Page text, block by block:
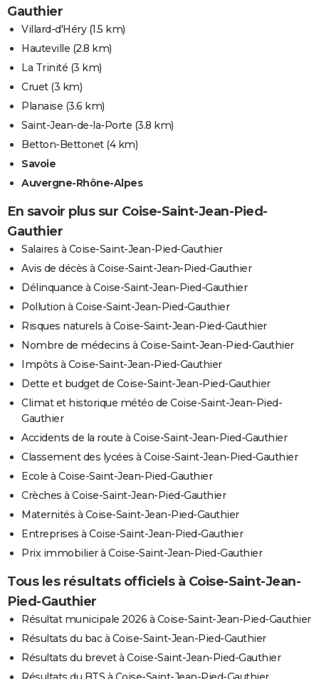
Gauthier
Villard-d'Héry(1.5 km)
Hauteville (2.8 km)
La Trinité (3 km)
Cruet(3 km)
Planaise (3.6 km)
Saint-Jean-de-la-Porte (3.8 km)
Betton-Bettonet(4 km)
Savoie
Auvergne-Rhône-Alpes
En savoir plus sur Coise-Saint-Jean-Pied-
Gauthier
Salaires à Coise-Saint-Jean-Pied-Gauthier
Avis de décès à Coise-Saint-Jean-Pied-Gauthier
Délinquance à Coise-Saint-Jean-Pied-Gauthier
Pollution à Coise-Saint-Jean-Pied-Gauthier
Risques naturels à Coise-Saint-Jean-Pied-Gauthier
Nombre de médecins à Coise-Saint-Jean-Pied-Gauthier
Impôts à Coise-Saint-Jean-Pied-Gauthier
Dette et budget de Coise-Saint-Jean-Pied-Gauthier
Climat et historique météo de Coise-Saint-Jean-Pied-
Gauthier
Accidents de la route à Coise-Saint-Jean-Pied-Gauthier
Classement des lycées à Coise-Saint-Jean-Pied-Gauthier
Ecole à Coise-Saint-Jean-Pied-Gauthier
Crèches à Coise-Saint-Jean-Pied-Gauthier
Maternités à Coise-Saint-Jean-Pied-Gauthier
Entreprises à Coise-Saint-Jean-Pied-Gauthier
Prix immobilier à Coise-Saint-Jean-Pied-Gauthier
Tous les résultats officiels à Coise-Saint-Jean-
Pied-Gauthier
Résultat municipale 2026 à Coise-Saint-Jean-Pied-Gauthier
Résultats du bac à Coise-Saint-Jean-Pied-Gauthier
Résultats du brevet à Coise-Saint-Jean-Pied-Gauthier